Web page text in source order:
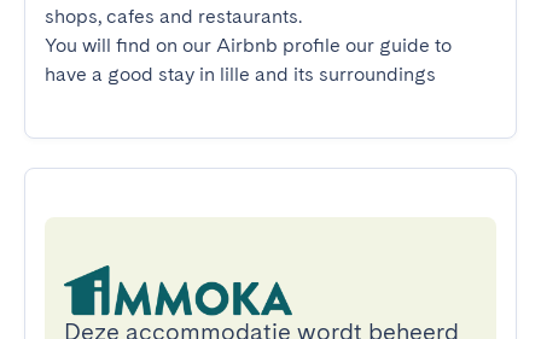
shops, cafes and restaurants.
You will find on our Airbnb profile our guide to
have a good stay in lille and its surroundings
Deze accommodatie wordt beheerd